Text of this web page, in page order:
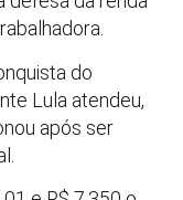
do
Lula atendeu,
após ser